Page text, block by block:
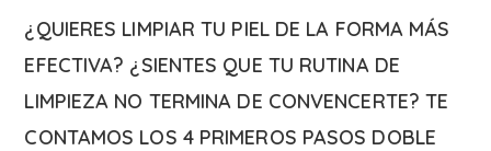
¿QUIERES LIMPIAR TU PIEL DE LA FORMA MÁS
EFECTIVA? ¿SIENTES QUE TU RUTINA DE
LIMPIEZA NO TERMINA DE CONVENCERTE? TE
CONTAMOS LOS 4 PRIMEROS PASOS DOBLE